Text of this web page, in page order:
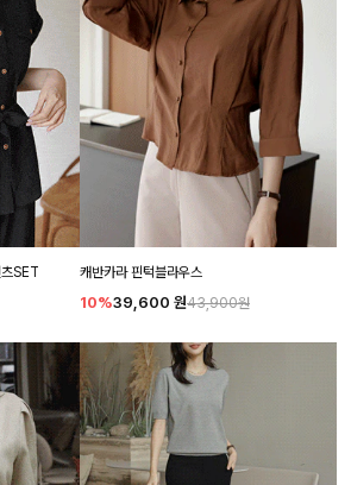
SET 캐반카라 핀턱블라우스
10%39,600 원43,900원